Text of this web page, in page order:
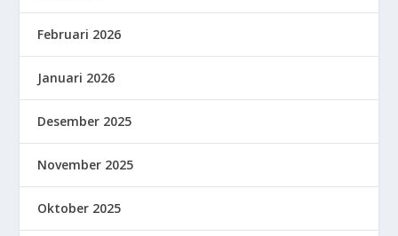
Februari 2026
Januari 2026
Desember 2025
November 2025
Oktober 2025